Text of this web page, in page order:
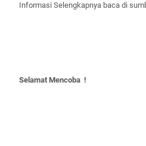
Informasi Selengkapnya baca di
Selamat Mencoba !